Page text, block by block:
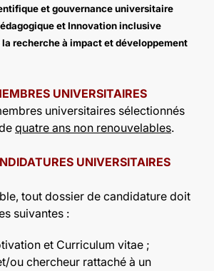
et gouvernance universitaire
et Innovation inclusive
recherche à impact et développement
UNIVERSITAIRES
universitaires sélectionnés
quatre ans non renouvelables.
UNIVERSITAIRES
tout dossier de candidature doit
suivantes :
et Curriculum vitae ;
ou chercheur rattaché à un